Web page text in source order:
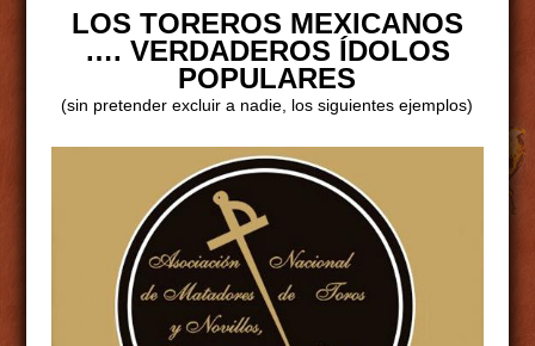
LOS TOREROS MEXICANOS
…. VERDADEROS ÍDOLOS
POPULARES
(sin pretender excluir a nadie, los siguientes ejemplos)